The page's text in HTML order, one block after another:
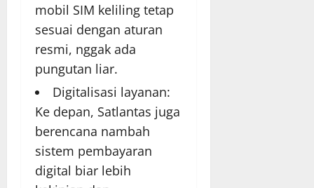
mobil SIM keliling tetap
sesuai dengan aturan
resmi, nggak ada
pungutan liar.
Digitalisasi layanan:
Ke depan, Satlantas juga
berencana nambah
sistem pembayaran
digital biar lebih